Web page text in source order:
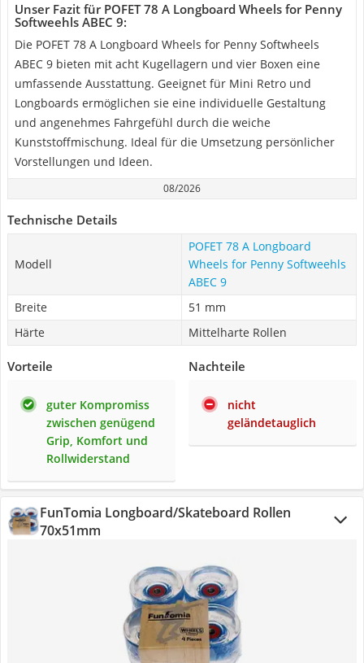
Unser Fazit für POFET 78 A Longboard Wheels for Penny
Softweehls ABEC 9:
Die POFET 78 A Longboard Wheels for Penny Softwheels
ABEC 9 bieten mit acht Kugellagern und vier Boxen eine
umfassende Ausstattung. Geeignet für Mini Retro und
Longboards ermöglichen sie eine individuelle Gestaltung
und angenehmes Fahrgefühl durch die weiche
Kunststoffmischung. Ideal für die Umsetzung persönlicher
Vorstellungen und Ideen.
08/2026
Technische Details
Modell
POFET 78 A Longboard
Wheels for Penny Softweehls
ABEC 9
Breite
51 mm
Härte
Mittelharte Rollen
Vorteile
guter Kompromiss
zwischen genügend
Grip, Komfort und
Rollwiderstand
Nachteile
nicht
geländetauglich
FunTomia Longboard/Skateboard Rollen
70x51mm